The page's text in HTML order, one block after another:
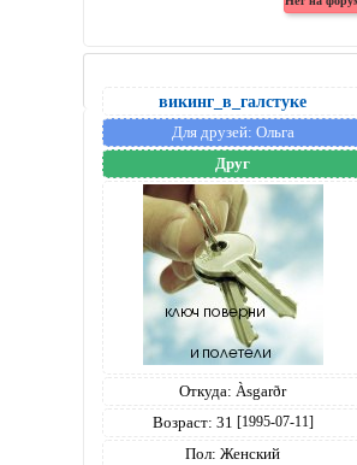
викинг_в_галстуке
Для друзей: Ольга
Друг
Откуда: Àsgarðr
Возраст: 31 [1995-07-11]
Пол: Женский